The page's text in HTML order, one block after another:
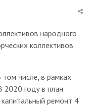
Share
народного
коллективов
числе, в рамках
2020 году в план
ремонт 4